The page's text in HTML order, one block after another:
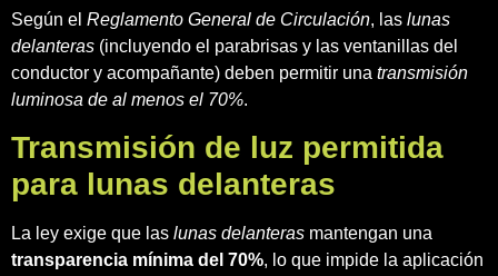
Según el Reglamento General de Circulación, las lunas
delanteras (incluyendo el parabrisas y las ventanillas del
conductor y acompañante) deben permitir una transmisión
luminosa de al menos el 70%.
Transmisión de luz permitida
para lunas delanteras
La ley exige que las lunas delanteras mantengan una
transparencia mínima del 70%, lo que impide la aplicación